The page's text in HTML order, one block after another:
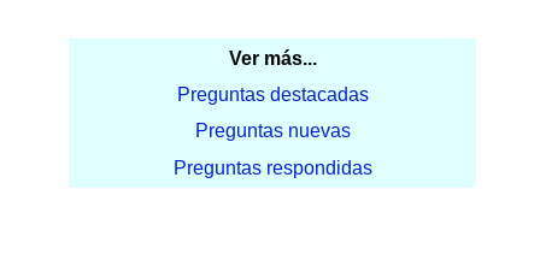
Ver más...
Preguntas destacadas
Preguntas nuevas
Preguntas respondidas